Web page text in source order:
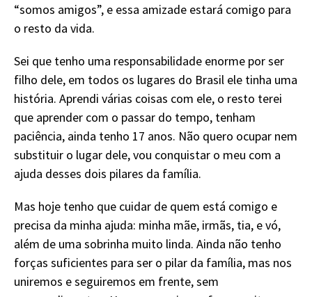
“somos amigos”, e essa amizade estará comigo para
o resto da vida.
Sei que tenho uma responsabilidade enorme por ser
filho dele, em todos os lugares do Brasil ele tinha uma
história. Aprendi várias coisas com ele, o resto terei
que aprender com o passar do tempo, tenham
paciência, ainda tenho 17 anos. Não quero ocupar nem
substituir o lugar dele, vou conquistar o meu com a
ajuda desses dois pilares da família.
Mas hoje tenho que cuidar de quem está comigo e
precisa da minha ajuda: minha mãe, irmãs, tia, e vó,
além de uma sobrinha muito linda. Ainda não tenho
forças suficientes para ser o pilar da família, mas nos
uniremos e seguiremos em frente, sem